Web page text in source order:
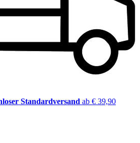
Standardversand ab € 39,90